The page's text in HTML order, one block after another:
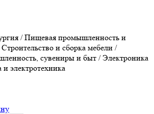
/ Пищевая промышленность и
Строительство и сборка мебели /
сувениры и быт / Электроника
и электротехника